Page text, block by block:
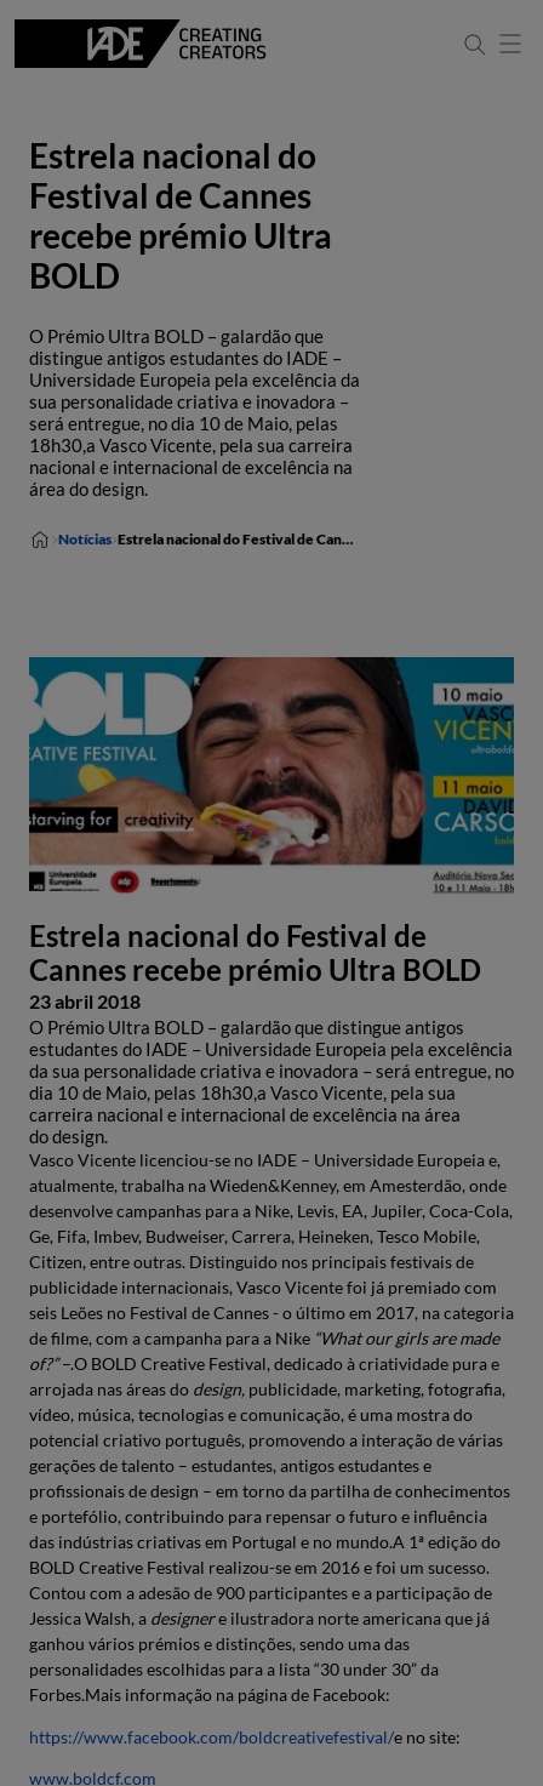
Estrela nacional do
Festival de Cannes
recebe prémio Ultra
BOLD
O Prémio Ultra BOLD – galardão que
distingue antigos estudantes do IADE –
Universidade Europeia pela excelência da
sua personalidade criativa e inovadora –
será entregue, no dia 10 de Maio, pelas
18h30,a Vasco Vicente, pela sua carreira
nacional e internacional de excelência na
área do design.
Notícias Estrela nacional do Festival de Cannes recebe prémio Ultra BOLD
Estrela nacional do Festival de
Cannes recebe prémio Ultra BOLD
23 abril 2018
O Prémio Ultra BOLD – galardão que distingue antigos
estudantes do IADE – Universidade Europeia pela excelência
da sua personalidade criativa e inovadora – será entregue, no
dia 10 de Maio, pelas 18h30,a Vasco Vicente, pela sua
carreira nacional e internacional de excelência na área
do design.
Vasco Vicente licenciou-se no IADE – Universidade Europeia e,
atualmente, trabalha na Wieden&Kenney, em Amesterdão, onde
desenvolve campanhas para a Nike, Levis, EA, Jupiler, Coca-Cola,
Ge, Fifa, Imbev, Budweiser, Carrera, Heineken, Tesco Mobile,
Citizen, entre outras. Distinguido nos principais festivais de
publicidade internacionais, Vasco Vicente foi já premiado com
seis Leões no Festival de Cannes - o último em 2017, na categoria
de filme, com a campanha para a Nike “What our girls are made
of?”–.O BOLD Creative Festival, dedicado à criatividade pura e
arrojada nas áreas do design, publicidade, marketing, fotografia,
vídeo, música, tecnologias e comunicação, é uma mostra do
potencial criativo português, promovendo a interação de várias
gerações de talento – estudantes, antigos estudantes e
profissionais de design – em torno da partilha de conhecimentos
e portefólio, contribuindo para repensar o futuro e influência
das indústrias criativas em Portugal e no mundo.A 1ª edição do
BOLD Creative Festival realizou-se em 2016 e foi um sucesso.
Contou com a adesão de 900 participantes e a participação de
Jessica Walsh, a designere ilustradora norte americana que já
ganhou vários prémios e distinções, sendo uma das
personalidades escolhidas para a lista “30 under 30” da
Forbes.Mais informação na página de Facebook:
https://www.facebook.com/boldcreativefestival/e no site:
www.boldcf.com